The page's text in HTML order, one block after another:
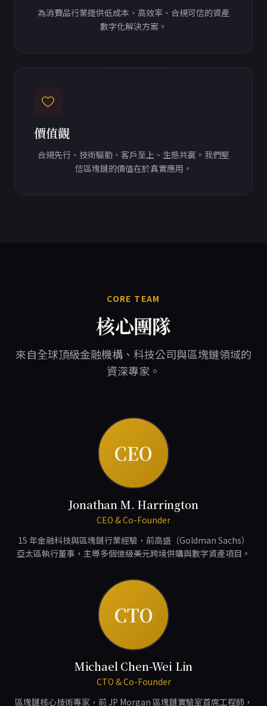
為消費品行業提供低成本、高效率、合規可信的資產
數字化解決方案。
價值觀
合規先行、技術驅動、客戶至上、生態共贏。我們堅
信區塊鏈的價值在於真實應用。
CORE TEAM
核心團隊
來自全球頂級金融機構、科技公司與區塊鏈領域的
資深專家。
CEO
Jonathan M. Harrington
CEO & Co-Founder
15 年金融科技與區塊鏈行業經驗，前高盛（Goldman Sachs）
亞太區執行董事，主導多個億級美元跨境併購與數字資產項目。
CTO
Michael Chen-Wei Lin
CTO & Co-Founder
區塊鏈核心技術專家，前 JP Morgan 區塊鏈實驗室首席工程師，